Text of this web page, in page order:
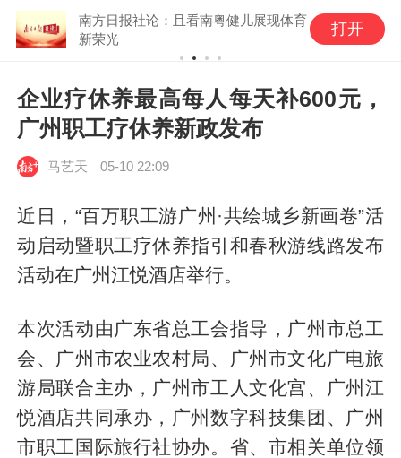
南方日报社论：且看南粤健儿展现体育
新荣光
打开
企业疗休养最高每人每天补600元，
广州职工疗休养新政发布
马艺天 05-10 22:09
近日，“百万职工游广州·共绘城乡新画卷”活
动启动暨职工疗休养指引和春秋游线路发布
活动在广州江悦酒店举行。
本次活动由广东省总工会指导，广州市总工
会、广州市农业农村局、广州市文化广电旅
游局联合主办，广州市工人文化宫、广州江
悦酒店共同承办，广州数字科技集团、广州
市职工国际旅行社协办。省、市相关单位领